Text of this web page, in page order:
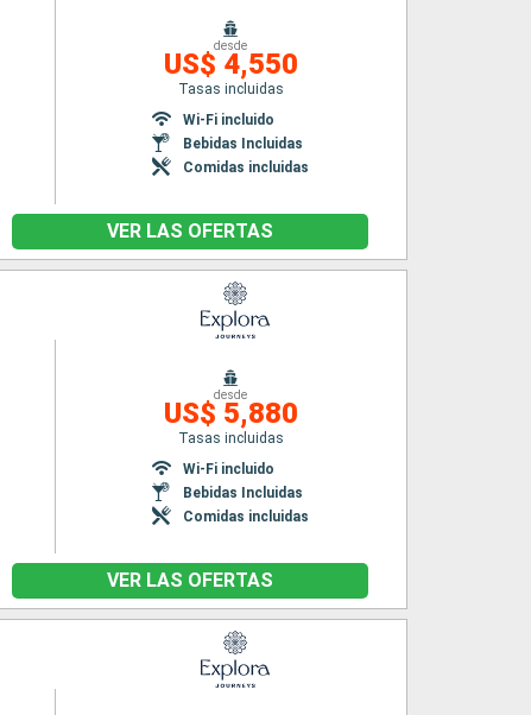
desde
US$ 4,550
Tasas incluidas
Wi-Fi incluido
Bebidas Incluidas
Comidas incluidas
VER LAS OFERTAS
desde
US$ 5,880
Tasas incluidas
Wi-Fi incluido
Bebidas Incluidas
Comidas incluidas
VER LAS OFERTAS